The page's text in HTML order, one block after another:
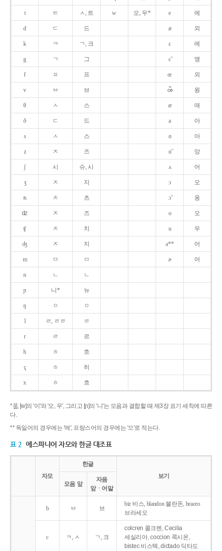
t ㅌ ㅅ, 트 w 오, 우* e 에
d ㄷ 드 ø 외
k ㅋ ㄱ, 크 ɛ 에
g ㄱ 그 ɛ̃ 앵
f ㅍ 프 œ 외
v ㅂ 브 욍
θ ㅅ 스 æ 애
ð ㄷ 드 a 아
s ㅅ 스 ɑ 아
z ㅈ 즈 ɑ̃ 앙
ʃ 시 슈, 시 ʌ 어
ʒ ㅈ 지 ɔ 오
ʦ ㅊ 츠 ɔ̃ 옹
ʣ ㅈ 즈 o 오
ʧ ㅊ 치 u 우
ʤ ㅈ 지 ə** 어
m ㅁ ㅁ ɚ 어
n ㄴ ㄴ
ɲ 니* 뉴
ŋ ㅇ ㅇ
l ㄹ, ㄹㄹ ㄹ
r ㄹ 르
h ㅎ 흐
ç ㅎ 히
x ㅎ 흐
* [j], [w]의 '이'와 '오, 우', 그리고 [ɲ]의 '니'는 모음과 결합할 때 제3장 표기 세칙에 따른
다.
** 독일어의 경우에는 '에', 프랑스어의 경우에는 '으'로 적는다.
표 2 에스파냐어 자모와 한글 대조표
자모
한글
보기
모음 앞
자음
앞ㆍ어말
b ㅂ 브
biz 비스, blandon 블란돈, braceo
브라세오
c ㅋ, ㅅ ㄱ, 크
colcren 콜크렌, Cecilia
세실리아, coccion 콕시온,
bistec 비스텍, dictado 딕타도